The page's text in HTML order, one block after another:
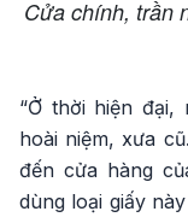
Cửa chính, trần
“Ở thời hiện
hoài niệm, xưa
đến cửa hàng
dùng loại giấy